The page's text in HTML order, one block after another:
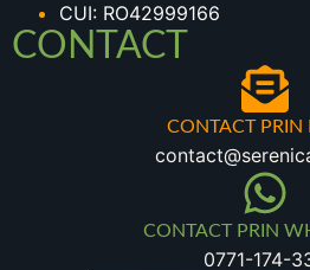
CUI: RO42999166
CONTACT
CONTACT PRIN
CONTACT PRIN
0771-174-